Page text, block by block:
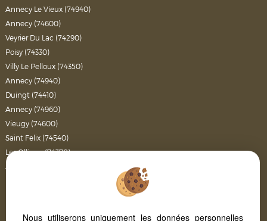
Annecy Le Vieux (74940)
Annecy (74600)
Veyrier Du Lac (74290)
Poisy (74330)
Villy Le Pelloux (74350)
Annecy (74940)
Duingt (74410)
Annecy (74960)
Vieugy (74600)
Saint Felix (74540)
Les Ollieres (74370)
Allonzier La Caille (74350)
Nous utiliserons uniquement les données personnelles